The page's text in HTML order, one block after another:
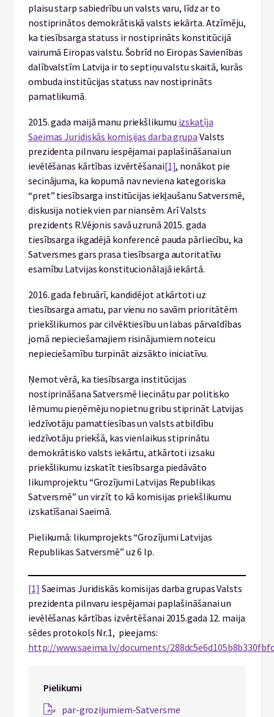
plaisu starp sabiedrību un valsts varu, līdz ar to
nostiprinātos demokrātiskā valsts iekārta. Atzīmēju,
ka tiesībsarga statuss ir nostiprināts konstitūcijā
vairumā Eiropas valstu. Šobrīd no Eiropas Savienības
dalībvalstīm Latvija ir to septiņu valstu skaitā, kurās
ombuda institūcijas statuss nav nostiprināts
pamatlikumā.
2015. gada maijā manu priekšlikumu izskatīja
Saeimas Juridiskās komisijas darba grupa Valsts
prezidenta pilnvaru iespējamai paplašināšanai un
ievēlēšanas kārtības izvērtēšanai[1], nonākot pie
secinājuma, ka kopumā nav neviena kategoriska
“pret” tiesībsarga institūcijas iekļaušanu Satversmē,
diskusija notiek vien par niansēm. Arī Valsts
prezidents R.Vējonis savā uzrunā 2015. gada
tiesībsarga ikgadējā konferencē pauda pārliecību, ka
Satversmes gars prasa tiesībsarga autoritatīvu
esamību Latvijas konstitucionālajā iekārtā.
2016. gada februārī, kandidējot atkārtoti uz
tiesībsarga amatu, par vienu no savām prioritātēm
priekšlikumos par cilvēktiesību un labas pārvaldības
jomā nepieciešamajiem risinājumiem noteicu
nepieciešamību turpināt aizsākto iniciatīvu.
Ņemot vērā, ka tiesībsarga institūcijas
nostiprināšana Satversmē liecinātu par politisko
lēmumu pieņēmēju nopietnu gribu stiprināt Latvijas
iedzīvotāju pamattiesības un valsts atbildību
iedzīvotāju priekšā, kas vienlaikus stiprinātu
demokrātisko valsts iekārtu, atkārtoti izsaku
priekšlikumu izskatīt tiesībsarga piedāvāto
likumprojektu “Grozījumi Latvijas Republikas
Satversmē” un virzīt to kā komisijas priekšlikumu
izskatīšanai Saeimā.
Pielikumā: likumprojekts “Grozījumi Latvijas
Republikas Satversmē” uz 6 lp.
[1] Saeimas Juridiskās komisijas darba grupas Valsts
prezidenta pilnvaru iespējamai paplašināšanai un
ievēlēšanas kārtības izvērtēšanai 2015.gada 12. maija
sēdes protokols Nr.1, pieejams:
http://www.saeima.lv/documents/
Pielikumi
par-grozijumiem-Satversme